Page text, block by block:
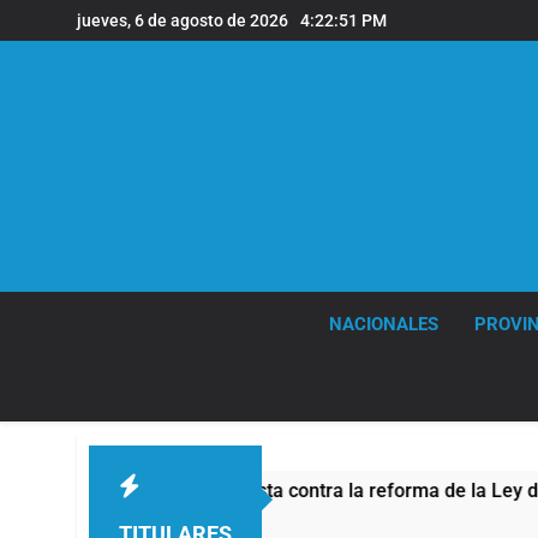
al
jueves, 6 de agosto de 2026 4:22:52 PM
NACIONALES
contra la reforma de la Ley de Tierras